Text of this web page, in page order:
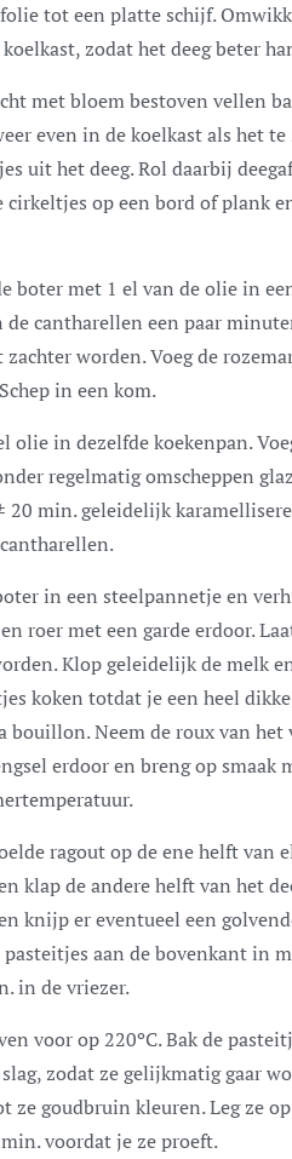
tot een platte schijf.
zodat het deeg beter
met bloem bestoven vellen
even in de koelkast als het
uit het deeg. Rol daarbij
cirkeltjes op een bord of plank
boter met 1 el van de olie in
cantharellen een paar
worden. Voeg de
in een kom.
olie in dezelfde koekenpan.
regelmatig omscheppen
20 min. geleidelijk
in een steelpannetje en
roer met een garde erdoor.
Klop geleidelijk de melk
koken totdat je een heel
bouillon. Neem de roux van het
erdoor en breng op smaak
ragout op de ene helft van
klap de andere helft van het
knijp er eventueel een
aan de bovenkant in
in de vriezer.
voor op 220ºC. Bak de
zodat ze gelijkmatig gaar
ze goudbruin kleuren. Leg ze
voordat je ze proeft.